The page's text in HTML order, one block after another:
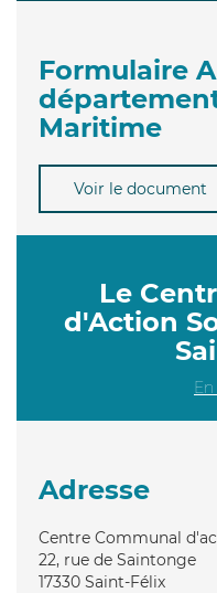
Formulaire
Maritime
Voir le document
Le
d'Action
Adresse
Centre Communal
22, rue de Saintonge
17330 Saint-Félix